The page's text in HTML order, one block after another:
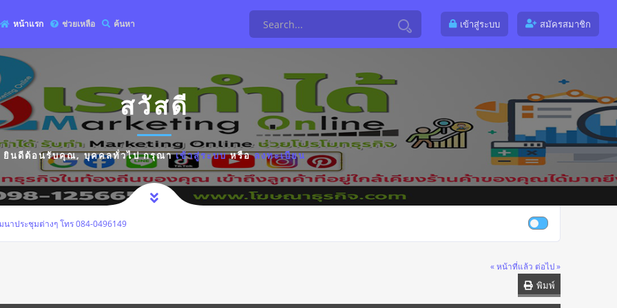
หน้าแรก ช่วยเหลือ ค้นหา เข้าสู่ระบบ สมัครสมาชิก
สวัสดี
ยินดีต้อนรับคุณ,บุคคลทั่วไปกรุณาเข้าสู่ระบบหรือลงทะเบียน
าประชุมต่างๆ โทร 084-0496149
« หน้าที่แล้ว ต่อไป »
พิมพ์